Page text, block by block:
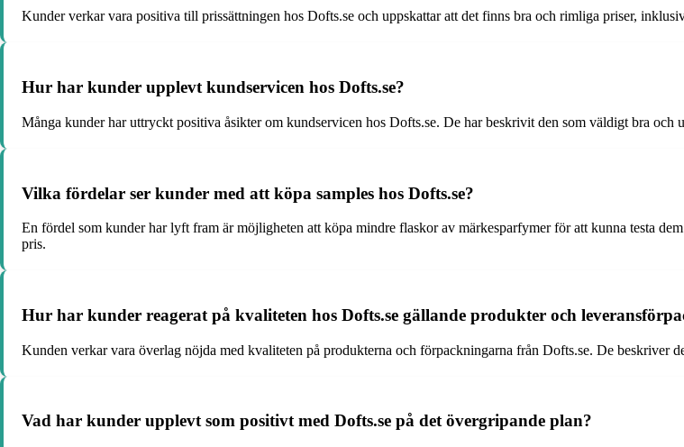
Kunder verkar vara positiva till prissättningen hos Dofts.se och uppskattar att det finns bra och rimliga priser,
Hur har kunder upplevt kundservicen hos Dofts.se?
Många kunder har uttryckt positiva åsikter om kundservicen hos Dofts.se. De har beskrivit den som väldigt bra och
Vilka fördelar ser kunder med att köpa samples hos Dofts.se?
En fördel som kunder har lyft fram är möjligheten att köpa mindre flaskor av märkesparfymer för att kunna testa
pris.
Hur har kunder reagerat på kvaliteten hos Dofts.se gällande produkter och
Kunden verkar vara överlag nöjda med kvaliteten på produkterna och förpackningarna från Dofts.se. De beskriver
Vad har kunder upplevt som positivt med Dofts.se på det övergripande plan?